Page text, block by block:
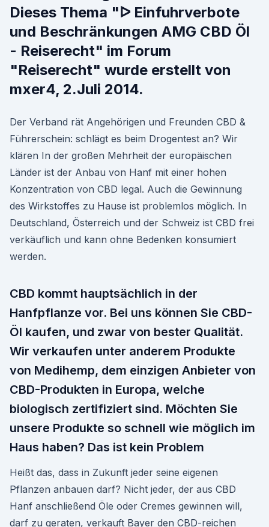
Dieses Thema "ᐅ Einfuhrverbote
und Beschränkungen AMG CBD Öl
- Reiserecht" im Forum
"Reiserecht" wurde erstellt von
mxer4, 2.Juli 2014.
Der Verband rät Angehörigen und Freunden CBD &
Führerschein: schlägt es beim Drogentest an? Wir
klären In der großen Mehrheit der europäischen
Länder ist der Anbau von Hanf mit einer hohen
Konzentration von CBD legal. Auch die Gewinnung
des Wirkstoffes zu Hause ist problemlos möglich. In
Deutschland, Österreich und der Schweiz ist CBD frei
verkäuflich und kann ohne Bedenken konsumiert
werden.
CBD kommt hauptsächlich in der
Hanfpflanze vor. Bei uns können Sie CBD-
Öl kaufen, und zwar von bester Qualität.
Wir verkaufen unter anderem Produkte
von Medihemp, dem einzigen Anbieter von
CBD-Produkten in Europa, welche
biologisch zertifiziert sind. Möchten Sie
unsere Produkte so schnell wie möglich im
Haus haben? Das ist kein Problem
Heißt das, dass in Zukunft jeder seine eigenen
Pflanzen anbauen darf? Nicht jeder, der aus CBD
Hanf anschließend Öle oder Cremes gewinnen will,
darf zu geraten, verkauft Bayer den CBD-reichen